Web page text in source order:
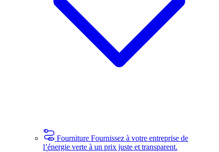
Fourniture Fournissez à votre entreprise de
l’énergie verte à un prix juste et transparent.